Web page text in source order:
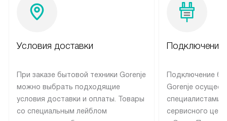
Условия доставки
При заказе бытовой техники Gorenje
можно выбрать подходящие
условия доставки и оплаты. Товары
со специальным лейблом
Подключение
Подключение
Gorenje
специалистами
сервисного